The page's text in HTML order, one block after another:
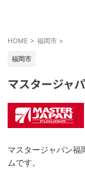
HOME > 福岡市 >
福岡市
マスタージャ
マスタージャパン福
ムです。